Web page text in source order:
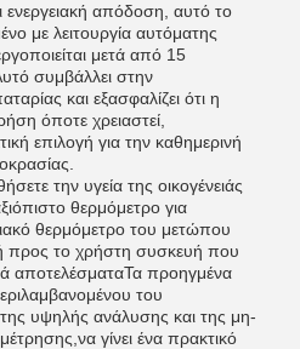
ενεργειακή απόδοση, αυτό το
με λειτουργία αυτόματης
μετά από 15
συμβάλλει στην
και εξασφαλίζει ότι η
όποτε χρειαστεί,
επιλογή για την καθημερινή
την υγεία της οικογένειάς
θερμόμετρο για
θερμόμετρο του μετώπου
προς το χρήστη συσκευή που
αποτελέσματαΤα προηγμένα
του
υψηλής ανάλυσης και της μη-
γίνει ένα πρακτικό